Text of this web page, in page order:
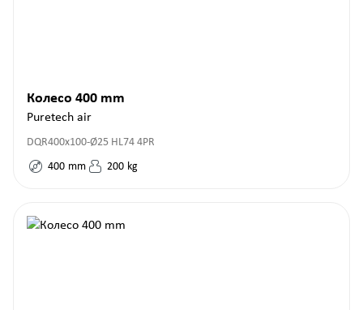
Колесо 400 mm
Puretech air
DQR400x100-Ø25 HL74 4PR
400 mm 200 kg